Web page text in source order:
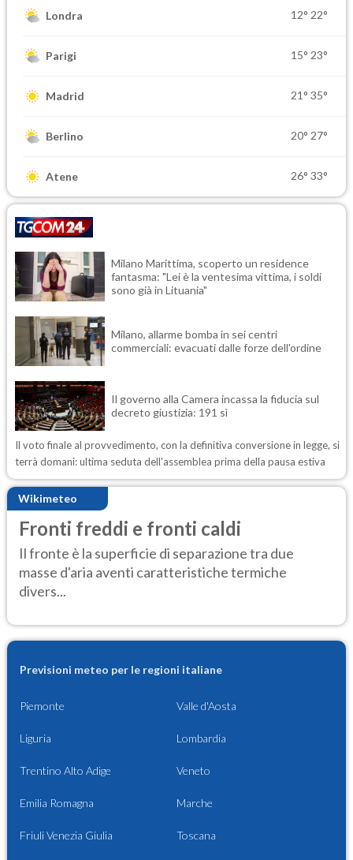
Londra 12° 22°
Parigi 15° 23°
Madrid 21° 35°
Berlino 20° 27°
Atene 26° 33°
Milano Marittima, scoperto un residence
fantasma: "Lei è la ventesima vittima, i soldi
sono già in Lituania"
Milano, allarme bomba in sei centri
commerciali: evacuati dalle forze dell'ordine
Il governo alla Camera incassa la fiducia sul
decreto giustizia: 191 sì
Il voto finale al provvedimento, con la definitiva conversione in legge, si
terrà domani: ultima seduta dell'assemblea prima della pausa estiva
Wikimeteo
Fronti freddi e fronti caldi
Il fronte è la superficie di separazione tra due
masse d'aria aventi caratteristiche termiche
divers...
Previsioni meteo per le regioni italiane
Piemonte Valle d'Aosta
Liguria Lombardia
Trentino Alto Adige Veneto
Emilia Romagna Marche
Friuli Venezia Giulia Toscana